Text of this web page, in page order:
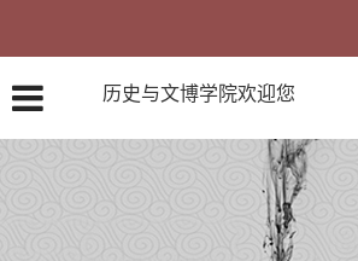
历史与文博学院欢迎您